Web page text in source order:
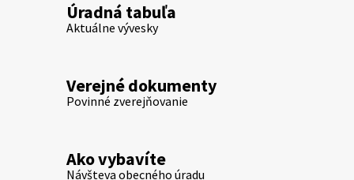
Úradná tabuľa
Aktuálne vývesky
Verejné dokumenty
Povinné zverejňovanie
Ako vybavíte
Návšteva obecného úradu